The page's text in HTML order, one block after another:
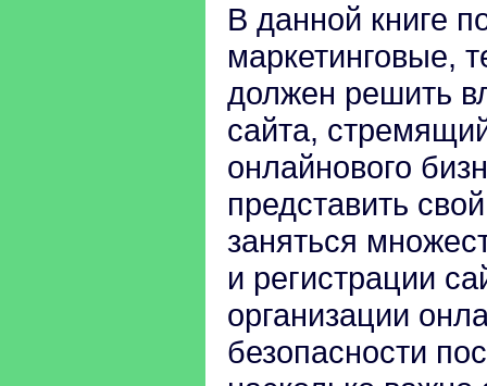
В данной книге
маркетинговые,
должен решить
сайта,
онлайнового
представить
заняться
и регистрации
организации
безопасности